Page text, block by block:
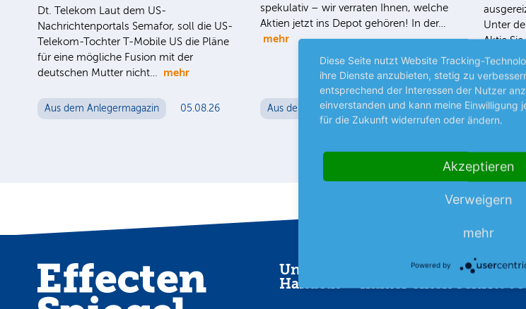
Dt. Telekom Laut dem US-
Nachrichtenportals Semafor, soll die US-
Telekom-Tochter T-Mobile US die Pläne
für eine mögliche Fusion mit der
deutschen Mutter nicht… mehr
Aus dem Anlegermagazin 05.08.26
spekulativ – wir verraten Ihnen, welche
Aktien jetzt ins Depot gehören! In der…
mehr
Aus dem Anlegermagazin 05.08.26
Unter
Aktie
mehr
Aus
Unabhängig im Denken und
Handeln — Immer einen Schritt
Diese Seite nutzt Website Tracking-
ihre Dienste anzubieten, stetig zu
entsprechend der Interessen der Nutzer
einverstanden und kann meine Einwilligung
für die Zukunft widerrufen oder ändern.
Akzeptieren
Verweigern
mehr
Powered by